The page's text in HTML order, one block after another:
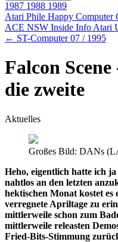
1987 1988 1989
Atari Phile Happy Computer
ACE NSW Inside Info Atari
← ST-Computer 07 / 1995
Falcon
die zweite
Aktuelles
Großes Bild: DANs
Heho, eigentlich hatte ich
nahtlos an den letzten
hektischen Monat kostet es
verregnete Apriltage zu
mittlerweile schon zum
mittlerweile releasten
Fried-Bits-Stimmung